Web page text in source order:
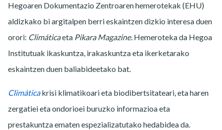
Hegoaren Dokumentazio Zentroaren hemerotekak (EHU)
aldizkako bi argitalpen berri eskaintzen dizkio interesa duen
orori: Climáticaeta Pikara Magazine. Hemeroteka da Hegoa
Institutuak ikaskuntza, irakaskuntza eta ikerketarako
eskaintzen duen baliabideetako bat.
Climáticakrisi klimatikoari eta biodibertsitateari, eta haren
zergatiei eta ondorioei buruzko informazioa eta
prestakuntza ematen espezializatutako hedabidea da.